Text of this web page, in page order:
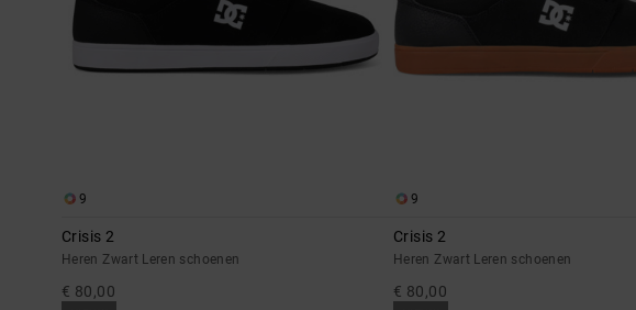
9
Crisis 2
Heren Zwart Leren schoenen
€ 80,00
9
Crisis 2
Heren Zwart Leren schoenen
€ 80,00